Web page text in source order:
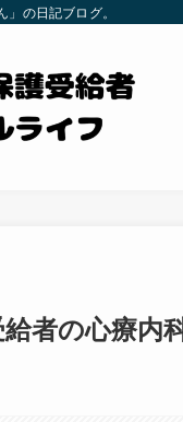
の日記ブログ。
者の心療内